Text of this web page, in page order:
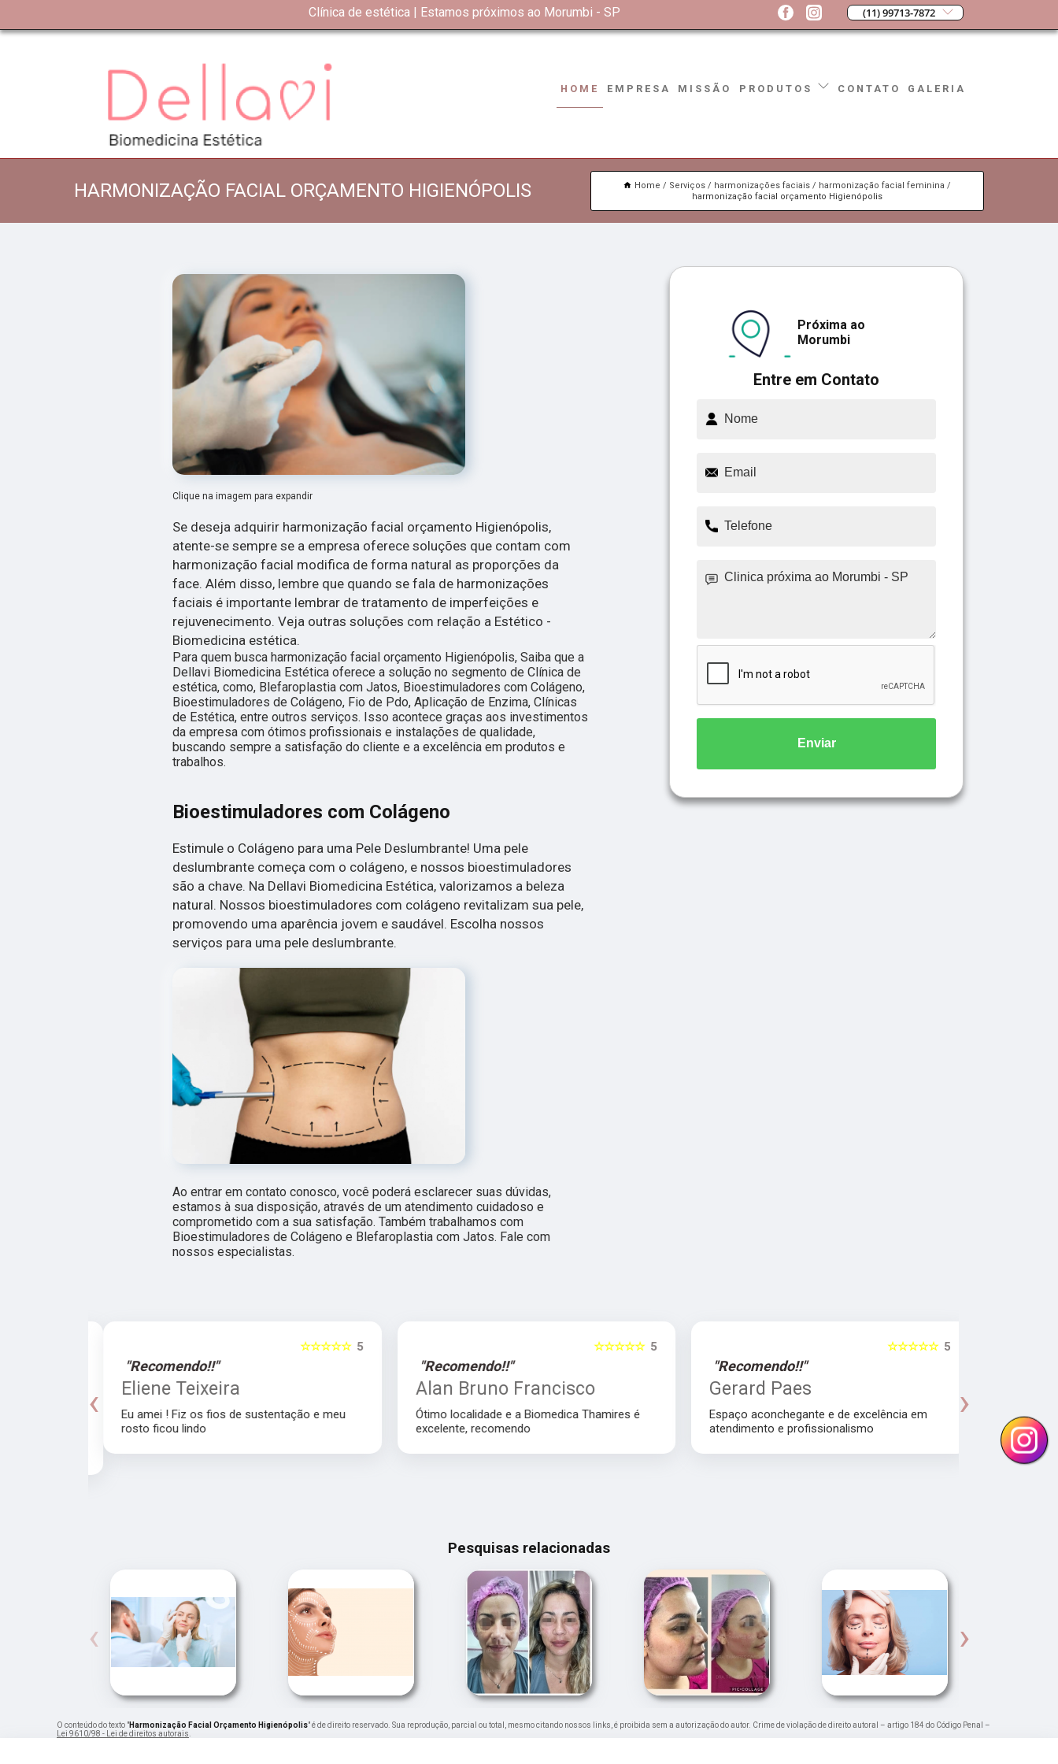
Clínica de estética | Estamos próximos ao Morumbi - SP (11) 99713-7872
HOME EMPRESA MISSÃO PRODUTOS CONTATO GALERIA
HARMONIZAÇÃO FACIAL ORÇAMENTO HIGIENÓPOLIS Home Serviços harmonizações faciais
harmonização facial feminina
harmonização facial orçamento Higienópolis
Clique na imagem para expandir
Se deseja adquirir harmonização facial orçamento Higienópolis,
atente-se sempre se a empresa oferece soluções que contam com
harmonização facial modifica de forma natural as proporções da
face. Além disso, lembre que quando se fala de harmonizações
faciais é importante lembrar de tratamento de imperfeições e
rejuvenecimento. Veja outras soluções com relação a Estético -
Biomedicina estética.
Para quem busca harmonização facial orçamento Higienópolis, Saiba que a
Dellavi Biomedicina Estética oferece a solução no segmento de Clínica de
estética, como, Blefaroplastia com Jatos, Bioestimuladores com Colágeno,
Bioestimuladores de Colágeno, Fio de Pdo, Aplicação de Enzima, Clínicas
de Estética, entre outros serviços. Isso acontece graças aos investimentos
da empresa com ótimos profissionais e instalações de qualidade,
buscando sempre a satisfação do cliente e a excelência em produtos e
trabalhos.
Bioestimuladores com Colágeno
Estimule o Colágeno para uma Pele Deslumbrante! Uma pele
deslumbrante começa com o colágeno, e nossos bioestimuladores
são a chave. Na Dellavi Biomedicina Estética, valorizamos a beleza
natural. Nossos bioestimuladores com colágeno revitalizam sua pele,
promovendo uma aparência jovem e saudável. Escolha nossos
serviços para uma pele deslumbrante.
Ao entrar em contato conosco, você poderá esclarecer suas dúvidas,
estamos à sua disposição, através de um atendimento cuidadoso e
comprometido com a sua satisfação. Também trabalhamos com
Bioestimuladores de Colágeno e Blefaroplastia com Jatos. Fale com
nossos especialistas.
Entre em Contato
Próxima ao
Morumbi
Enviar
5
☆☆☆☆☆
"Recomendo!!"
Eliene Teixeira
Eu amei ! Fiz os fios de sustentação e meu
rosto ficou lindo
5
☆☆☆☆☆
"Recomendo!!"
Alan Bruno Francisco
Ótimo localidade e a Biomedica Thamires é
excelente, recomendo
5
☆☆☆☆☆
"Recomendo!!"
Gerard Paes
Espaço aconchegante e de excelência em
atendimento e profissionalismo
‹ ›
Pesquisas relacionadas
‹ ›
O conteúdo do texto "Harmonização Facial Orçamento Higienópolis" é de direito reservado. Sua reprodução, parcial ou total, mesmo citando nossos links, é proibida sem a autorização do autor. Crime de violação de direito autoral – artigo 184 do Código Penal –
Lei 9610/98 - Lei de direitos autorais